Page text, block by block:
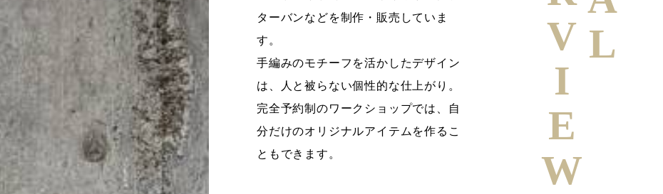
ターバンなどを制作・販売していま
す。
手編みのモチーフを活かしたデザイン
は、人と被らない個性的な仕上がり。
完全予約制のワークショップでは、自
分だけのオリジナルアイテムを作るこ
ともできます。